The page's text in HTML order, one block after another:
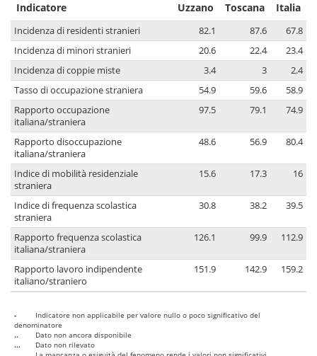
Indicatore Uzzano Toscana Italia
Incidenza di residenti stranieri 82.1 87.6
67.8
Incidenza di minori stranieri
20.6 22.4
23.4
Incidenza di coppie miste
3.4 3
2.4
Tasso di occupazione straniera
54.9 59.6
58.9
Rapporto occupazione
italiana/straniera
97.5 79.1 74.9
Rapporto disoccupazione
italiana/straniera
48.6 56.9 80.4
Indice di mobilità residenziale
straniera
15.6 17.3 16
Indice di frequenza scolastica
straniera
30.8 38.2 39.5
Rapporto frequenza scolastica
italiana/straniera
126.1 99.9 112.9
Rapporto lavoro indipendente
italiano/straniero
151.9 142.9 159.2
-
Indicatore non applicabile per valore nullo o poco significativo del
denominatore
..
Dato non ancora disponibile
...
Dato non rilevato